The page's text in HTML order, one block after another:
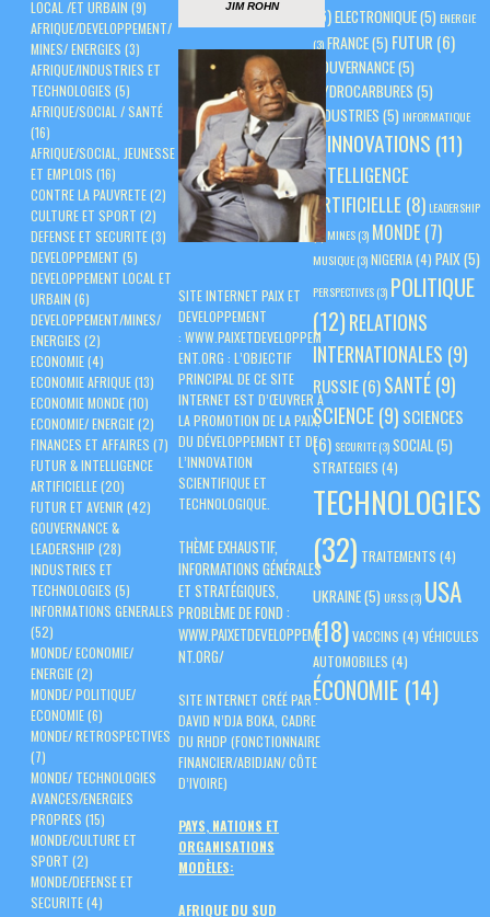
LOCAL /ET URBAIN (9)
AFRIQUE/DEVELOPPEMENT/
MINES/ ENERGIES (3)
AFRIQUE/INDUSTRIES ET
TECHNOLOGIES (5)
AFRIQUE/SOCIAL / SANTÉ
(16)
AFRIQUE/SOCIAL, JEUNESSE
ET EMPLOIS (16)
CONTRE LA PAUVRETE(2)
CULTURE ET SPORT (2)
DEFENSE ET SECURITE(3)
DEVELOPPEMENT (5)
DEVELOPPEMENT LOCAL ET
URBAIN (6)
DEVELOPPEMENT/MINES/
ENERGIES (2)
ECONOMIE(4)
ECONOMIE AFRIQUE(13)
ECONOMIE MONDE(10)
ECONOMIE/ ENERGIE(2)
FINANCES ET AFFAIRES (7)
FUTUR & INTELLIGENCE
ARTIFICIELLE(20)
FUTUR ET AVENIR (42)
GOUVERNANCE &
LEADERSHIP (28)
INDUSTRIES ET
TECHNOLOGIES (5)
INFORMATIONS GENERALES
(52)
MONDE/ ECONOMIE/
ENERGIE(2)
MONDE/ POLITIQUE/
ECONOMIE(6)
MONDE/ RETROSPECTIVES
(7)
MONDE/ TECHNOLOGIES
AVANCES/ENERGIES
PROPRES (15)
MONDE/CULTURE ET
SPORT (2)
MONDE/DEFENSE ET
SECURITE(4)
(6)ELECTRONIQUE(5)ENERGIE
(3)FRANCE(5)FUTUR (6)
GOUVERNANCE(5)
HYDROCARBURES(5)
INDUSTRIES(5)INFORMATIQUE
(3) INNOVATIONS (11)
INTELLIGENCE
ARTIFICIELLE (8)LEADERSHIP
(3)MINES(3) MONDE (7)
MUSIQUE(3)NIGERIA(4) PAIX(5)
PERSPECTIVES(3) POLITIQUE
(12)RELATIONS
INTERNATIONALES (9)
RUSSIE(6)SANTÉ(9)
SCIENCE(9) SCIENCES
(6) SECURITE(3)SOCIAL(5)
STRATEGIES (4)
TECHNOLOGIES
(32) TRAITEMENTS (4)
UKRAINE(5)URSS(3) USA
(18)VACCINS (4) VÉHICULES
AUTOMOBILES (4)
ÉCONOMIE (14)
JIM ROHN
SITE INTERNET PAIX ET
DEVELOPPEMENT
:WWW.PAIXETDEVELOPPEM
ENT.ORG : L’OBJECTIF
PRINCIPAL DE CE SITE
INTERNET EST D’ŒUVRER À
LA PROMOTION DE LA PAIX,
DU DÉVELOPPEMENT ET DE
L’INNOVATION
SCIENTIFIQUE ET
TECHNOLOGIQUE.
THÈME EXHAUSTIF,
INFORMATIONS GÉNÉRALES
ET STRATÉGIQUES,
PROBLÈME DE FOND :
WWW.PAIXETDEVELOPPEME
NT.ORG/
SITE INTERNET CRÉÉ PAR :
DAVID N’DJA BOKA, CADRE
DU RHDP (FONCTIONNAIRE
FINANCIER/ABIDJAN/ CÔTE
D’IVOIRE)
PAYS, NATIONS ET
ORGANISATIONS
MODÈLES:
AFRIQUE DU SUD